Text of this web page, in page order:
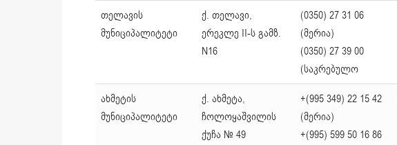
თელავის
მუნიციპალიტეტი
ქ. თელავი,
ერეკლე II-ს გამზ.
N16
(0350) 27 31 06
(მერია)
(0350) 27 39 00
(საკრებულო
ახმეტის
მუნიციპალიტეტი
ქ. ახმეტა,
ჩოლოყაშვილის
ქუჩა № 49
+(995 349) 22 15 42
(მერია)
+(995) 599 50 16 86